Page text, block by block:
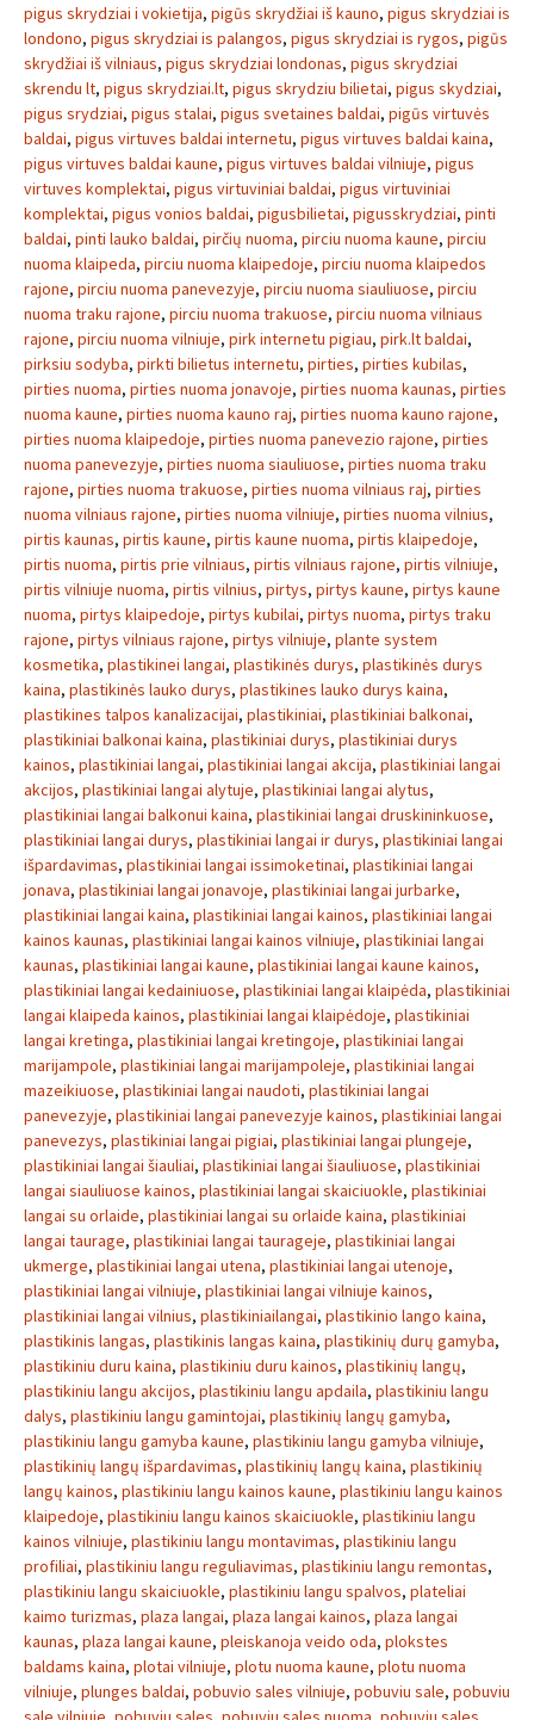
pigus skrydziai i vokietija, pigūs skrydžiai iš kauno, pigus skrydziai is
londono, pigus skrydziai is palangos, pigus skrydziai is rygos, pigūs
skrydžiai iš vilniaus, pigus skrydziai londonas, pigus skrydziai
skrendu lt, pigus skrydziai.lt, pigus skrydziu bilietai, pigus skydziai,
pigus srydziai, pigus stalai, pigus svetaines baldai, pigūs virtuvės
baldai, pigus virtuves baldai internetu, pigus virtuves baldai kaina,
pigus virtuves baldai kaune, pigus virtuves baldai vilniuje, pigus
virtuves komplektai, pigus virtuviniai baldai, pigus virtuviniai
komplektai, pigus vonios baldai, pigusbilietai, pigusskrydziai, pinti
baldai, pinti lauko baldai, pirčių nuoma, pirciu nuoma kaune, pirciu
nuoma klaipeda, pirciu nuoma klaipedoje, pirciu nuoma klaipedos
rajone, pirciu nuoma panevezyje, pirciu nuoma siauliuose, pirciu
nuoma traku rajone, pirciu nuoma trakuose, pirciu nuoma vilniaus
rajone, pirciu nuoma vilniuje, pirk internetu pigiau, pirk.lt baldai,
pirksiu sodyba, pirkti bilietus internetu, pirties, pirties kubilas,
pirties nuoma, pirties nuoma jonavoje, pirties nuoma kaunas, pirties
nuoma kaune, pirties nuoma kauno raj, pirties nuoma kauno rajone,
pirties nuoma klaipedoje, pirties nuoma panevezio rajone, pirties
nuoma panevezyje, pirties nuoma siauliuose, pirties nuoma traku
rajone, pirties nuoma trakuose, pirties nuoma vilniaus raj, pirties
nuoma vilniaus rajone, pirties nuoma vilniuje, pirties nuoma vilnius,
pirtis kaunas, pirtis kaune, pirtis kaune nuoma, pirtis klaipedoje,
pirtis nuoma, pirtis prie vilniaus, pirtis vilniaus rajone, pirtis vilniuje,
pirtis vilniuje nuoma, pirtis vilnius, pirtys, pirtys kaune, pirtys kaune
nuoma, pirtys klaipedoje, pirtys kubilai, pirtys nuoma, pirtys traku
rajone, pirtys vilniaus rajone, pirtys vilniuje, plante system
kosmetika, plastikinei langai, plastikinės durys, plastikinės durys
kaina, plastikinės lauko durys, plastikines lauko durys kaina,
plastikines talpos kanalizacijai, plastikiniai, plastikiniai balkonai,
plastikiniai balkonai kaina, plastikiniai durys, plastikiniai durys
kainos, plastikiniai langai, plastikiniai langai akcija, plastikiniai langai
akcijos, plastikiniai langai alytuje, plastikiniai langai alytus,
plastikiniai langai balkonui kaina, plastikiniai langai druskininkuose,
plastikiniai langai durys, plastikiniai langai ir durys, plastikiniai langai
išpardavimas, plastikiniai langai issimoketinai, plastikiniai langai
jonava, plastikiniai langai jonavoje, plastikiniai langai jurbarke,
plastikiniai langai kaina, plastikiniai langai kainos, plastikiniai langai
kainos kaunas, plastikiniai langai kainos vilniuje, plastikiniai langai
kaunas, plastikiniai langai kaune, plastikiniai langai kaune kainos,
plastikiniai langai kedainiuose, plastikiniai langai klaipėda, plastikiniai
langai klaipeda kainos, plastikiniai langai klaipėdoje, plastikiniai
langai kretinga, plastikiniai langai kretingoje, plastikiniai langai
marijampole, plastikiniai langai marijampoleje, plastikiniai langai
mazeikiuose, plastikiniai langai naudoti, plastikiniai langai
panevezyje, plastikiniai langai panevezyje kainos, plastikiniai langai
panevezys, plastikiniai langai pigiai, plastikiniai langai plungeje,
plastikiniai langai šiauliai, plastikiniai langai šiauliuose, plastikiniai
langai siauliuose kainos, plastikiniai langai skaiciuokle, plastikiniai
langai su orlaide, plastikiniai langai su orlaide kaina, plastikiniai
langai taurage, plastikiniai langai taurageje, plastikiniai langai
ukmerge, plastikiniai langai utena, plastikiniai langai utenoje,
plastikiniai langai vilniuje, plastikiniai langai vilniuje kainos,
plastikiniai langai vilnius, plastikiniailangai, plastikinio lango kaina,
plastikinis langas, plastikinis langas kaina, plastikinių durų gamyba,
plastikiniu duru kaina, plastikiniu duru kainos, plastikinių langų,
plastikiniu langu akcijos, plastikiniu langu apdaila, plastikiniu langu
dalys, plastikiniu langu gamintojai, plastikinių langų gamyba,
plastikiniu langu gamyba kaune, plastikiniu langu gamyba vilniuje,
plastikinių langų išpardavimas, plastikinių langų kaina, plastikinių
langų kainos, plastikiniu langu kainos kaune, plastikiniu langu kainos
klaipedoje, plastikiniu langu kainos skaiciuokle, plastikiniu langu
kainos vilniuje, plastikiniu langu montavimas, plastikiniu langu
profiliai, plastikiniu langu reguliavimas, plastikiniu langu remontas,
plastikiniu langu skaiciuokle, plastikiniu langu spalvos, plateliai
kaimo turizmas, plaza langai, plaza langai kainos, plaza langai
kaunas, plaza langai kaune, pleiskanoja veido oda, plokstes
baldams kaina, plotai vilniuje, plotu nuoma kaune, plotu nuoma
vilniuje, plunges baldai, pobuvio sales vilniuje, pobuviu sale, pobuviu